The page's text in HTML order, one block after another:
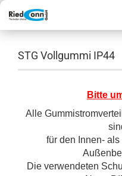
STG Vollgummi IP44
Bitte
Alle
für den Innen-
Die verwendeten